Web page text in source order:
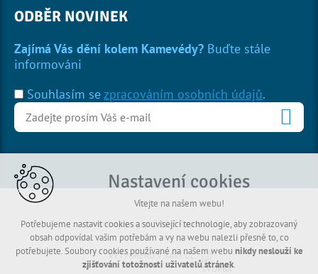
ODBĚR NOVINEK
Zajímá Vás dění kolem Kamevédy? Buďte stále
informováni
Souhlasím sezpracováním osobních údajů.
© Copyright 2026 Kamevéda
VYTVOŘENO V XART.CZ
Nastavení cookies
Vítejte na našem webu!
Potřebujeme nastavit cookies a související technologie, aby zobrazovaný
obsah odpovídal vašim potřebám a vy na webu nalezli přesně to, co
potřebujete. Soubory cookies používané na našem webu nikdy neslouží ke
zjišťování totožnosti uživatelů stránek.